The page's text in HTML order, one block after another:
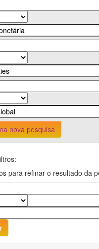
nova pesquisa
para refinar o resultado da